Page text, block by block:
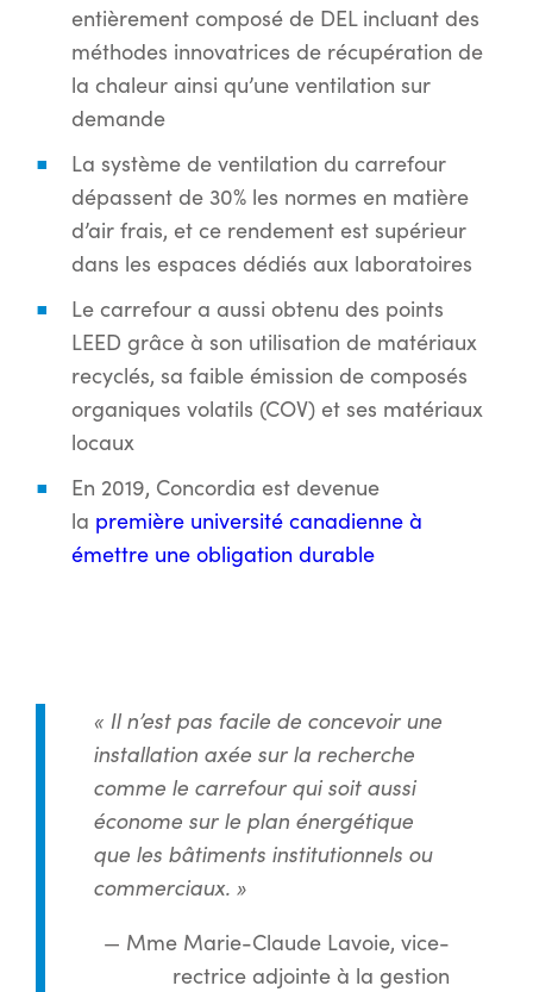
entièrement composé de DEL incluant des
méthodes innovatrices de récupération de
la chaleur ainsi qu’une ventilation sur
demande
La système de ventilation du carrefour
dépassent de 30% les normes en matière
d’air frais, et ce rendement est supérieur
dans les espaces dédiés aux laboratoires
Le carrefour a aussi obtenu des points
LEED grâce à son utilisation de matériaux
recyclés, sa faible émission de composés
organiques volatils (COV) et ses matériaux
locaux
En 2019, Concordia est devenue
la première université canadienne à
émettre une obligation durable
« Il n’est pas facile de concevoir une
installation axée sur la recherche
comme le carrefour qui soit aussi
économe sur le plan énergétique
que les bâtiments institutionnels ou
commerciaux. »
— Mme Marie-Claude Lavoie, vice-
rectrice adjointe à la gestion